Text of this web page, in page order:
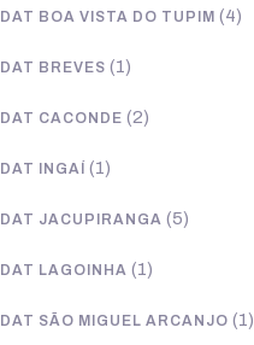
DAT BOA VISTA DO TUPIM (4)
DAT BREVES (1)
DAT CACONDE (2)
DAT INGAÍ (1)
DAT JACUPIRANGA (5)
DAT LAGOINHA (1)
DAT SÃO MIGUEL ARCANJO (1)